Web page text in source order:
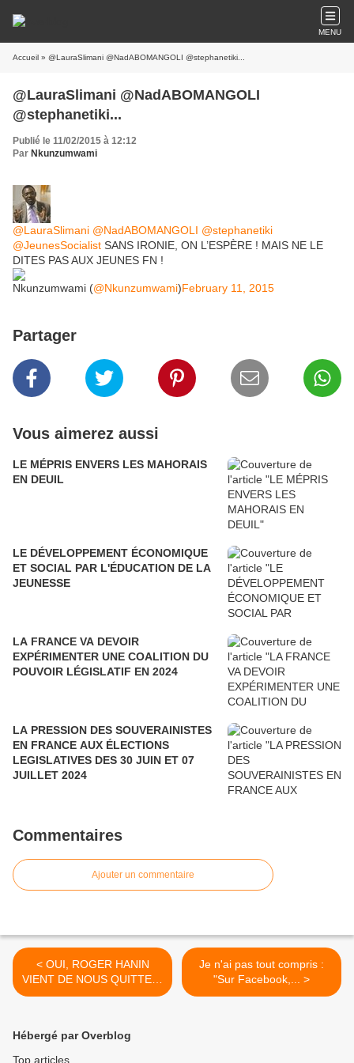
MENU
Accueil » @LauraSlimani @NadABOMANGOLI @stephanetiki...
@LauraSlimani @NadABOMANGOLI
@stephanetiki...
Publié le 11/02/2015 à 12:12
Par Nkunzumwami
@LauraSlimani @NadABOMANGOLI @stephanetiki
@JeunesSocialist SANS IRONIE, ON L’ESPÈRE ! MAIS NE LE
DITES PAS AUX JEUNES FN !
Nkunzumwami (@Nkunzumwami)February 11, 2015
Partager
Vous aimerez aussi
LE MÉPRIS ENVERS LES MAHORAIS
EN DEUIL
LE DÉVELOPPEMENT ÉCONOMIQUE
ET SOCIAL PAR L'ÉDUCATION DE LA
JEUNESSE
LA FRANCE VA DEVOIR
EXPÉRIMENTER UNE COALITION DU
POUVOIR LÉGISLATIF EN 2024
LA PRESSION DES SOUVERAINISTES
EN FRANCE AUX ÉLECTIONS
LEGISLATIVES DES 30 JUIN ET 07
JUILLET 2024
Commentaires
Ajouter un commentaire
< OUI, ROGER HANIN
VIENT DE NOUS QUITTER.
LA GRANDE...
Je n'ai pas tout compris :
"Sur Facebook,... >
Hébergé par Overblog
Top articles